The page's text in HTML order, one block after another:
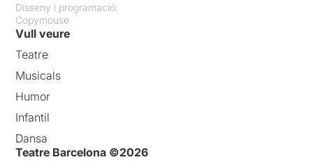
Disseny i programació:
Copymouse
Vull veure
Teatre
Musicals
Humor
Infantil
Dansa
Teatre Barcelona ©2026